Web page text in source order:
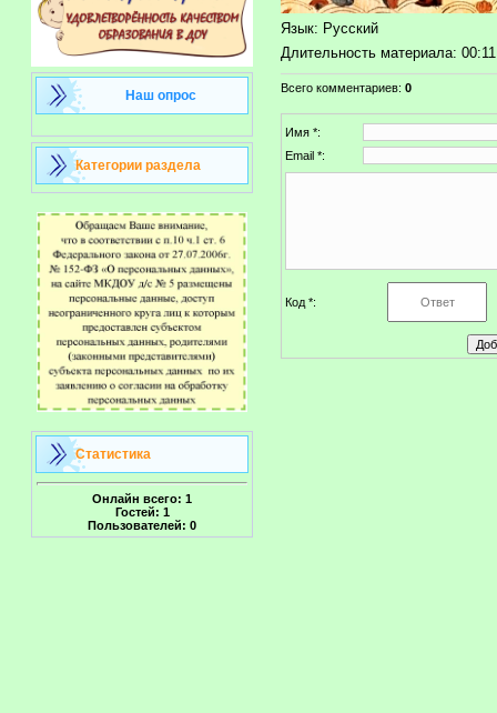
Наш опрос
Категории раздела
Статистика
Онлайн всего: 1
Гостей: 1
Пользователей: 0
Язык: Русский
Длительность материала:
Всего комментариев: 0
Имя *:
Email *:
Код *: